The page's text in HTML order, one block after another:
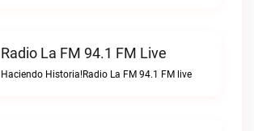
Radio La FM 94.1 FM Live
Haciendo Historia!Radio La FM 94.1 FM live